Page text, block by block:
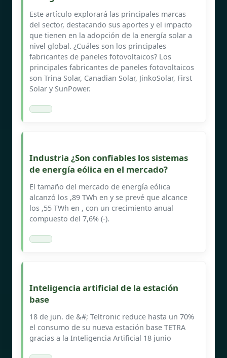
Este artículo explorará las principales marcas
del sector, destacando sus aportes y el impacto
que tienen en la adopción de la energía solar a
nivel global. ¿Cuáles son los principales
fabricantes de paneles fotovoltaicos? Los
principales fabricantes de paneles fotovoltaicos
son Trina Solar, Canadian Solar, JinkoSolar, First
Solar y SunPower.
Industria ¿Son confiables los sistemas
de energía eólica en el mercado?
El tamaño del mercado de energía eólica
alcanzó los ,89 TWh en y se prevé que alcance
los ,55 TWh en , con un crecimiento anual
compuesto del 7,6% (-).
Inteligencia artificial de la estación
base
18 de jun. de &#; Teltronic reduce hasta un 70%
el consumo de su nueva estación base TETRA
gracias a la Inteligencia Artificial 18 junio